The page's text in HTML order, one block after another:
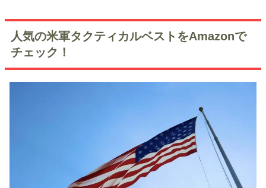
人気の米軍タクティカルベストをAmazonで
チェック！